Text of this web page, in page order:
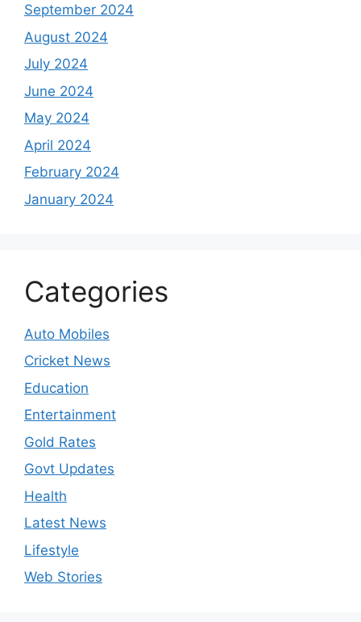
September 2024
August 2024
July 2024
June 2024
May 2024
April 2024
February 2024
January 2024
Categories
Auto Mobiles
Cricket News
Education
Entertainment
Gold Rates
Govt Updates
Health
Latest News
Lifestyle
Web Stories